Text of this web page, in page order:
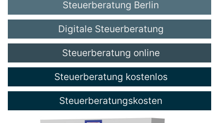
Steuerberatung Berlin
Digitale Steuerberatung
Steuerberatung online
Steuerberatung kostenlos
Steuerberatungskosten